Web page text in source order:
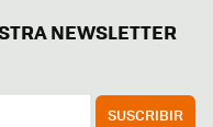
NEWSLETTER
SUSCRIBIR